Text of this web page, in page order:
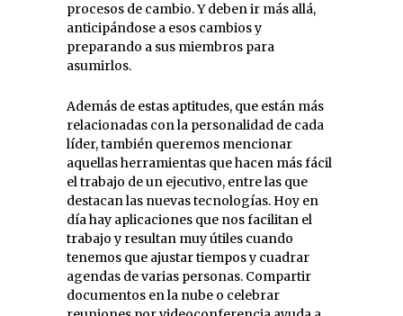
procesos de cambio. Y deben ir más allá,
anticipándose a esos cambios y
preparando a sus miembros para
asumirlos.
Además de estas aptitudes, que están más
relacionadas con la personalidad de cada
líder, también queremos mencionar
aquellas herramientas que hacen más fácil
el trabajo de un ejecutivo, entre las que
destacan las nuevas tecnologías. Hoy en
día hay aplicaciones que nos facilitan el
trabajo y resultan muy útiles cuando
tenemos que ajustar tiempos y cuadrar
agendas de varias personas. Compartir
documentos en la nube o celebrar